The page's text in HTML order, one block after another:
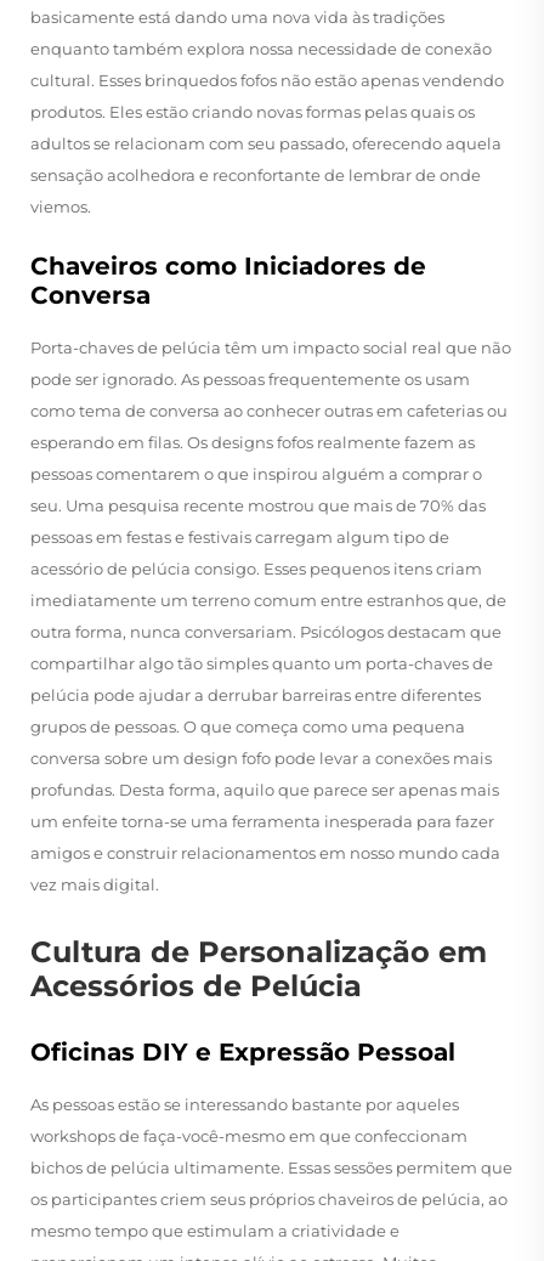
basicamente está dando uma nova vida às tradições
enquanto também explora nossa necessidade de conexão
cultural. Esses brinquedos fofos não estão apenas vendendo
produtos. Eles estão criando novas formas pelas quais os
adultos se relacionam com seu passado, oferecendo aquela
sensação acolhedora e reconfortante de lembrar de onde
viemos.
Chaveiros como Iniciadores de
Conversa
Porta-chaves de pelúcia têm um impacto social real que não
pode ser ignorado. As pessoas frequentemente os usam
como tema de conversa ao conhecer outras em cafeterias ou
esperando em filas. Os designs fofos realmente fazem as
pessoas comentarem o que inspirou alguém a comprar o
seu. Uma pesquisa recente mostrou que mais de 70% das
pessoas em festas e festivais carregam algum tipo de
acessório de pelúcia consigo. Esses pequenos itens criam
imediatamente um terreno comum entre estranhos que, de
outra forma, nunca conversariam. Psicólogos destacam que
compartilhar algo tão simples quanto um porta-chaves de
pelúcia pode ajudar a derrubar barreiras entre diferentes
grupos de pessoas. O que começa como uma pequena
conversa sobre um design fofo pode levar a conexões mais
profundas. Desta forma, aquilo que parece ser apenas mais
um enfeite torna-se uma ferramenta inesperada para fazer
amigos e construir relacionamentos em nosso mundo cada
vez mais digital.
Cultura de Personalização em
Acessórios de Pelúcia
Oficinas DIY e Expressão Pessoal
As pessoas estão se interessando bastante por aqueles
workshops de faça-você-mesmo em que confeccionam
bichos de pelúcia ultimamente. Essas sessões permitem que
os participantes criem seus próprios chaveiros de pelúcia, ao
mesmo tempo que estimulam a criatividade e